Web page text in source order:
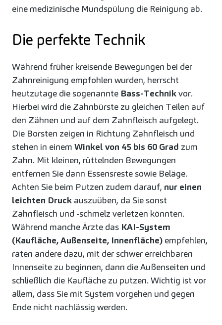
eine medizinische Mundspülung die Reinigung ab.
Die perfekte Technik
Während früher kreisende Bewegungen bei der
Zahnreinigung empfohlen wurden, herrscht
heutzutage die sogenannte Bass-Technikvor.
Hierbei wird die Zahnbürste zu gleichen Teilen auf
den Zähnen und auf dem Zahnfleisch aufgelegt.
Die Borsten zeigen in Richtung Zahnfleisch und
stehen in einem Winkel von 45 bis 60 Grad zum
Zahn. Mit kleinen, rüttelnden Bewegungen
entfernen Sie dann Essensreste sowie Beläge.
Achten Sie beim Putzen zudem darauf, nur einen
leichten Druck auszuüben, da Sie sonst
Zahnfleisch und -schmelz verletzen könnten.
Während manche Ärzte das KAI-System
(Kaufläche, Außenseite, Innenfläche) empfehlen,
raten andere dazu, mit der schwer erreichbaren
Innenseite zu beginnen, dann die Außenseiten und
schließlich die Kaufläche zu putzen. Wichtig ist vor
allem, dass Sie mit System vorgehen und gegen
Ende nicht nachlässig werden.